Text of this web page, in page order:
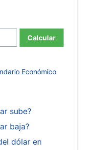
Calcular
Económico
sube?
baja?
dólar en